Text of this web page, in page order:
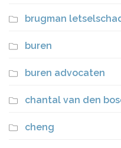
brugman
buren
buren advocaten
chantal van den
cheng